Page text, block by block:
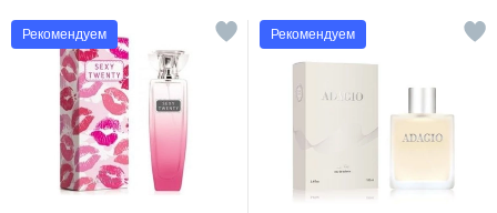
Рекомендуем Рекомендуем